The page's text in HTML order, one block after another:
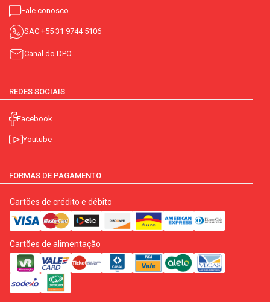
Fale conosco
SAC +55 31 9744 5106
Canal do DPO
REDES SOCIAIS
Facebook
Youtube
FORMAS DE PAGAMENTO
Cartões de crédito e débito
Cartões de alimentação